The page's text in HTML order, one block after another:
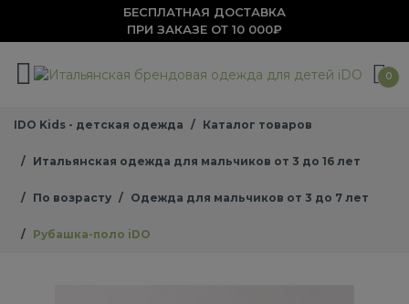
БЕСПЛАТНАЯ ДОСТАВКА
ПРИ ЗАКАЗЕ ОТ 10 000₽
0
IDO Kids - детская одежда Каталог товаров
Итальянская одежда для мальчиков от 3 до 16 лет
По возрасту Одежда для мальчиков от 3 до 7 лет
Рубашка-поло iDO